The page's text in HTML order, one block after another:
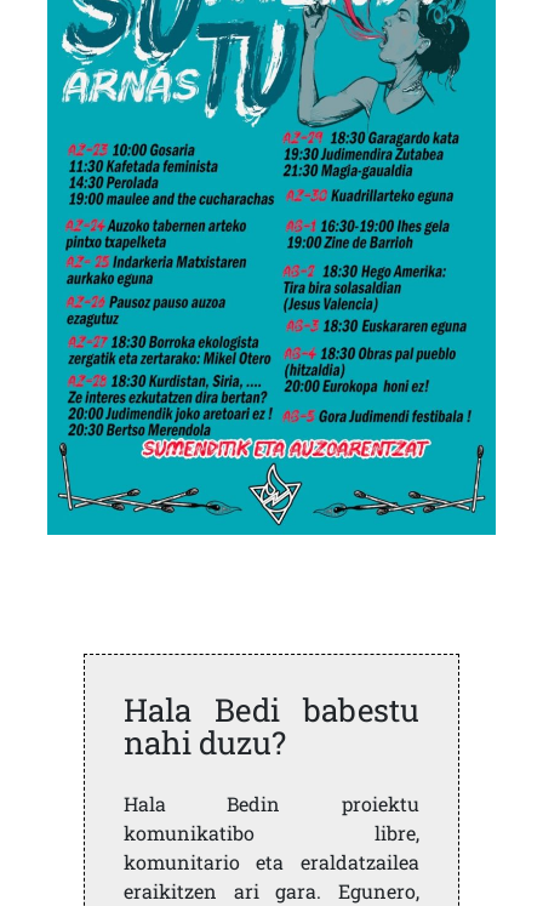
Hala Bedi babestu
nahi duzu?
Hala Bedin proiektu
komunikatibo libre,
komunitario eta eraldatzailea
eraikitzen ari gara. Egunero,